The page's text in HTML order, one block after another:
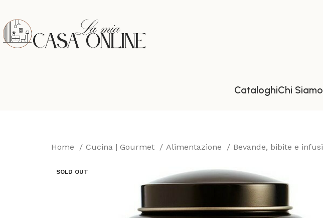
CataloghiChi Siamo
Home Cucina | Gourmet Alimentazione Bevande, bibite e
SOLD OUT